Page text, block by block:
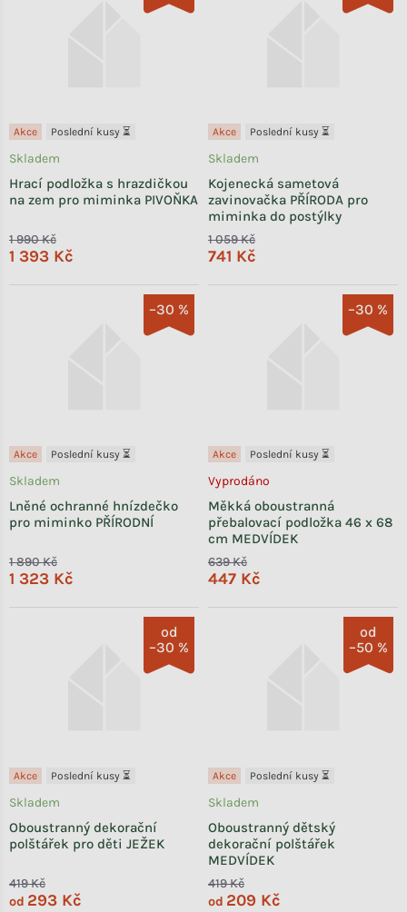
Akce Poslední kusy ⏳
Hrací podložka s hrazdičkou
na zem pro miminka PIVOŇKA
Skladem
1 990 Kč
1 393 Kč
Akce Poslední kusy ⏳
Kojenecká sametová
zavinovačka PŘÍRODA pro
miminka do postýlky
Skladem
1 059 Kč
741 Kč
–30 %
Akce Poslední kusy ⏳
Lněné ochranné hnízdečko
pro miminko PŘÍRODNÍ
Skladem
1 890 Kč
1 323 Kč
–30 %
Akce Poslední kusy ⏳
Měkká oboustranná
přebalovací podložka 46 x 68
cm MEDVÍDEK
Vyprodáno
639 Kč
447 Kč
od
–30 %
Akce Poslední kusy ⏳
Oboustranný dekorační
polštářek pro děti JEŽEK
Skladem
419 Kč
od 293 Kč
od
–50 %
Akce Poslední kusy ⏳
Oboustranný dětský
dekorační polštářek
MEDVÍDEK
Skladem
419 Kč
od 209 Kč